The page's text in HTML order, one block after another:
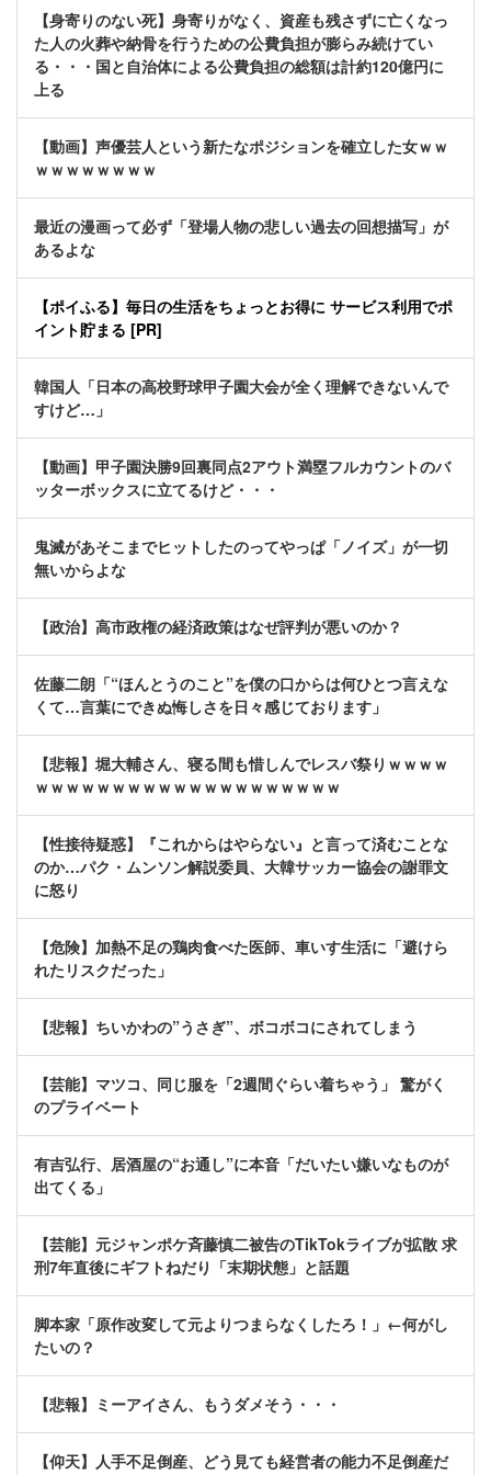
【身寄りのない死】身寄りがなく、資産も残さずに亡くなっ
た人の火葬や納骨を行うための公費負担が膨らみ続けてい
る・・・国と自治体による公費負担の総額は計約120億円に
上る
【動画】声優芸人という新たなポジションを確立した女ｗｗ
ｗｗｗｗｗｗｗｗ
最近の漫画って必ず「登場人物の悲しい過去の回想描写」が
あるよな
【ポイふる】毎日の生活をちょっとお得に サービス利用でポ
イント貯まる [PR]
韓国人「日本の高校野球甲子園大会が全く理解できないんで
すけど…」
【動画】甲子園決勝9回裏同点2アウト満塁フルカウントのバ
ッターボックスに立てるけど・・・
鬼滅があそこまでヒットしたのってやっぱ「ノイズ」が一切
無いからよな
【政治】高市政権の経済政策はなぜ評判が悪いのか？
佐藤二朗「“ほんとうのこと”を僕の口からは何ひとつ言えな
くて…言葉にできぬ悔しさを日々感じております」
【悲報】堀大輔さん、寝る間も惜しんでレスバ祭りｗｗｗｗ
ｗｗｗｗｗｗｗｗｗｗｗｗｗｗｗｗｗｗｗｗ
【性接待疑惑】『これからはやらない』と言って済むことな
のか…パク・ムンソン解説委員、大韓サッカー協会の謝罪文
に怒り
【危険】加熱不足の鶏肉食べた医師、車いす生活に「避けら
れたリスクだった」
【悲報】ちいかわの”うさぎ”、ボコボコにされてしまう
【芸能】マツコ、同じ服を「2週間ぐらい着ちゃう」 驚がく
のプライベート
有吉弘行、居酒屋の“お通し”に本音「だいたい嫌いなものが
出てくる」
【芸能】元ジャンポケ斉藤慎二被告のTikTokライブが拡散 求
刑7年直後にギフトねだり「末期状態」と話題
脚本家「原作改変して元よりつまらなくしたろ！」←何がし
たいの？
【悲報】ミーアイさん、もうダメそう・・・
【仰天】人手不足倒産、どう見ても経営者の能力不足倒産だ